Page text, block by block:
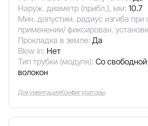
Наруж. диаметр (прибл.), мм: 10.7
Мин. допустим. радиус изгиба при
применении/ фиксирован.
Прокладка в земле: Да
Blow in: Нет
Тип трубки (модуля): Со
волокон
ДокументацияКонфигураторы